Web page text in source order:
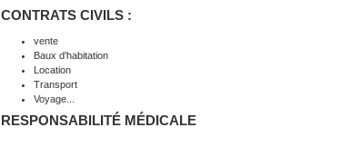
CONTRATS CIVILS :
vente
Baux d'habitation
Location
Transport
Voyage...
RESPONSABILITÉ MÉDICALE